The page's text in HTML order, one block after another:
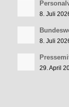
8. Juli
8. Juli
29. April